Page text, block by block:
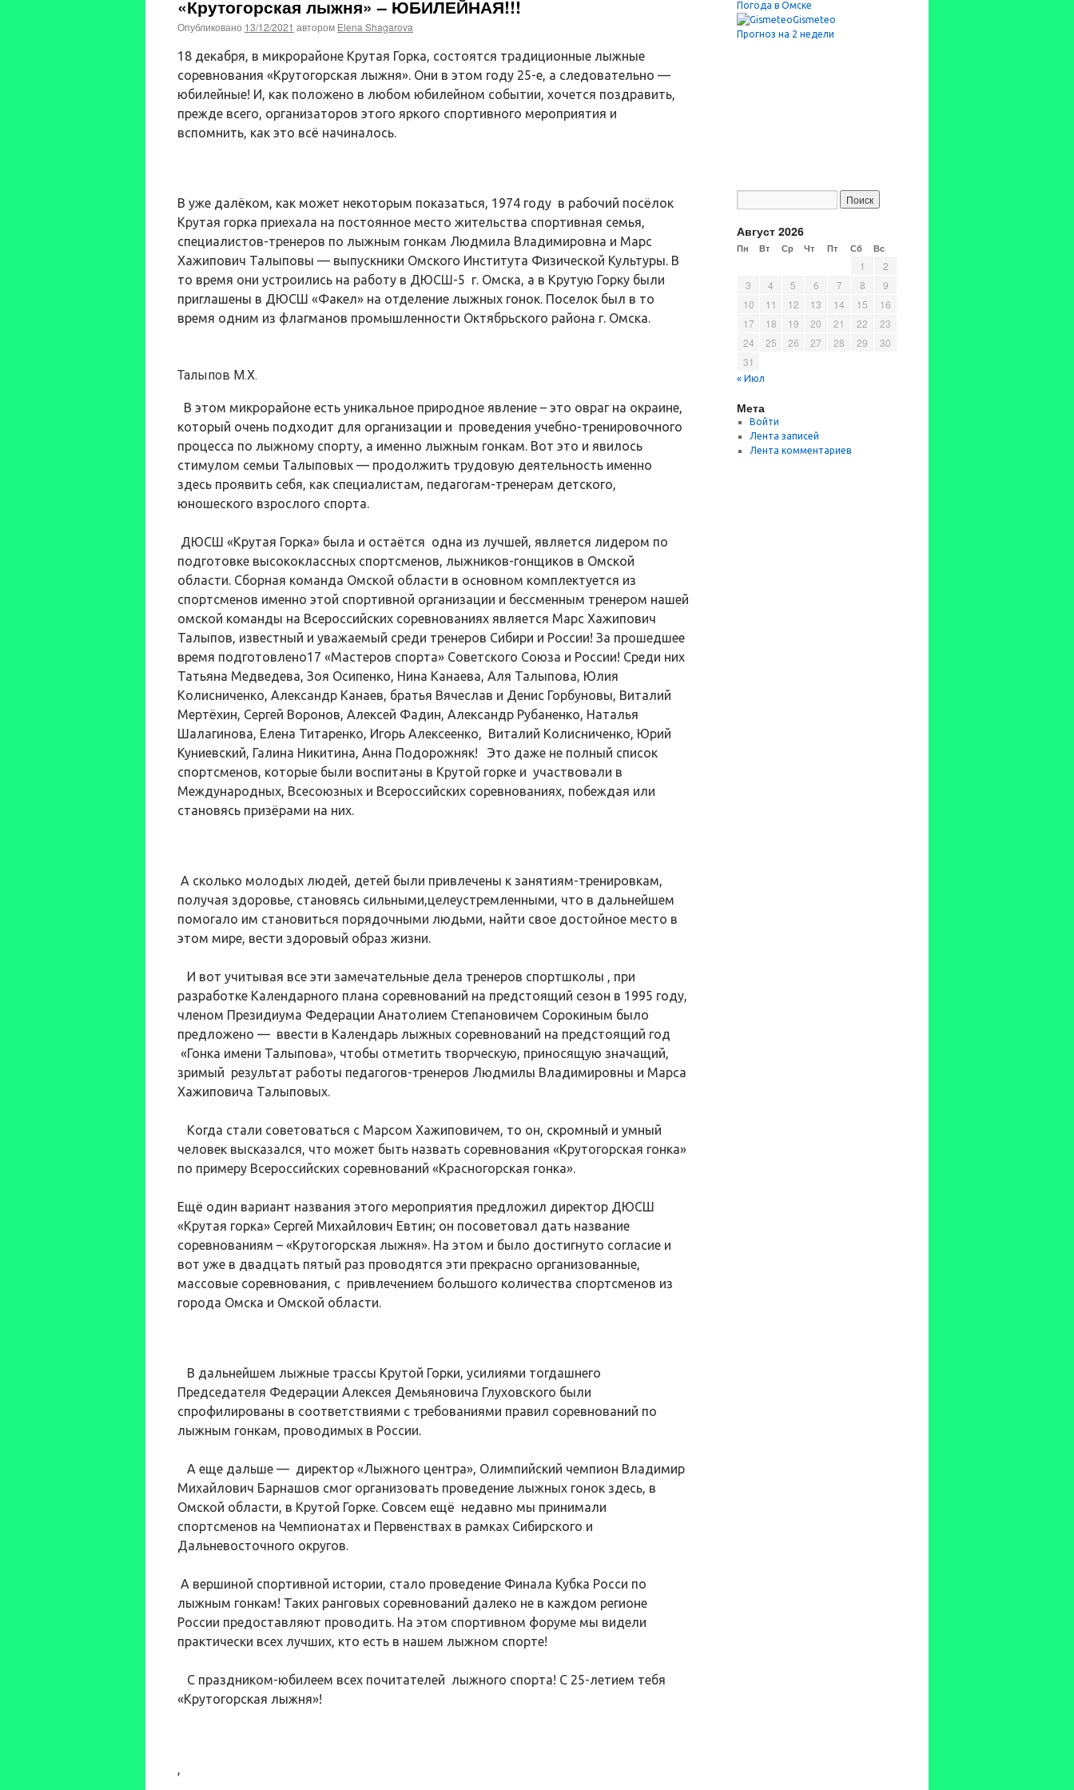
«Крутогорская лыжня» – ЮБИЛЕЙНАЯ!!!
Опубликовано 13/12/2021 автором Elena Shagarova
18 декабря, в микрорайоне Крутая Горка, состоятся традиционные лыжные
соревнования «Крутогорская лыжня». Они в этом году 25-е, а следовательно —
юбилейные! И, как положено в любом юбилейном событии, хочется поздравить,
прежде всего, организаторов этого яркого спортивного мероприятия и
вспомнить, как это всё начиналось.
В уже далёком, как может некоторым показаться, 1974 году в рабочий посёлок
Крутая горка приехала на постоянное место жительства спортивная семья,
специалистов-тренеров по лыжным гонкам Людмила Владимировна и Марс
Хажипович Талыповы — выпускники Омского Института Физической Культуры. В
то время они устроились на работу в ДЮСШ-5 г. Омска, а в Крутую Горку были
приглашены в ДЮСШ «Факел» на отделение лыжных гонок. Поселок был в то
время одним из флагманов промышленности Октябрьского района г. Омска.
Талыпов М.Х.
В этом микрорайоне есть уникальное природное явление – это овраг на окраине,
который очень подходит для организации и проведения учебно-тренировочного
процесса по лыжному спорту, а именно лыжным гонкам. Вот это и явилось
стимулом семьи Талыповых — продолжить трудовую деятельность именно
здесь проявить себя, как специалистам, педагогам-тренерам детского,
юношеского взрослого спорта.
ДЮСШ «Крутая Горка» была и остаётся одна из лучшей, является лидером по
подготовке высококлассных спортсменов, лыжников-гонщиков в Омской
области. Сборная команда Омской области в основном комплектуется из
спортсменов именно этой спортивной организации и бессменным тренером нашей
омской команды на Всероссийских соревнованиях является Марс Хажипович
Талыпов, известный и уважаемый среди тренеров Сибири и России! За прошедшее
время подготовлено17 «Мастеров спорта» Советского Союза и России! Среди них
Татьяна Медведева, Зоя Осипенко, Нина Канаева, Аля Талыпова, Юлия
Колисниченко, Александр Канаев, братья Вячеслав и Денис Горбуновы, Виталий
Мертёхин, Сергей Воронов, Алексей Фадин, Александр Рубаненко, Наталья
Шалагинова, Елена Титаренко, Игорь Алексеенко, Виталий Колисниченко, Юрий
Куниевский, Галина Никитина, Анна Подорожняк! Это даже не полный список
спортсменов, которые были воспитаны в Крутой горке и участвовали в
Международных, Всесоюзных и Всероссийских соревнованиях, побеждая или
становясь призёрами на них.
А сколько молодых людей, детей были привлечены к занятиям-тренировкам,
получая здоровье, становясь сильными,целеустремленными, что в дальнейшем
помогало им становиться порядочными людьми, найти свое достойное место в
этом мире, вести здоровый образ жизни.
И вот учитывая все эти замечательные дела тренеров спортшколы , при
разработке Календарного плана соревнований на предстоящий сезон в 1995 году,
членом Президиума Федерации Анатолием Степановичем Сорокиным было
предложено — ввести в Календарь лыжных соревнований на предстоящий год
«Гонка имени Талыпова», чтобы отметить творческую, приносящую значащий,
зримый результат работы педагогов-тренеров Людмилы Владимировны и Марса
Хажиповича Талыповых.
Когда стали советоваться с Марсом Хажиповичем, то он, скромный и умный
человек высказался, что может быть назвать соревнования «Крутогорская гонка»
по примеру Всероссийских соревнований «Красногорская гонка».
Ещё один вариант названия этого мероприятия предложил директор ДЮСШ
«Крутая горка» Сергей Михайлович Евтин; он посоветовал дать название
соревнованиям – «Крутогорская лыжня». На этом и было достигнуто согласие и
вот уже в двадцать пятый раз проводятся эти прекрасно организованные,
массовые соревнования, с привлечением большого количества спортсменов из
города Омска и Омской области.
В дальнейшем лыжные трассы Крутой Горки, усилиями тогдашнего
Председателя Федерации Алексея Демьяновича Глуховского были
спрофилированы в соответствиями с требованиями правил соревнований по
лыжным гонкам, проводимых в России.
А еще дальше — директор «Лыжного центра», Олимпийский чемпион Владимир
Михайлович Барнашов смог организовать проведение лыжных гонок здесь, в
Омской области, в Крутой Горке. Совсем ещё недавно мы принимали
спортсменов на Чемпионатах и Первенствах в рамках Сибирского и
Дальневосточного округов.
А вершиной спортивной истории, стало проведение Финала Кубка Росси по
лыжным гонкам! Таких ранговых соревнований далеко не в каждом регионе
России предоставляют проводить. На этом спортивном форуме мы видели
практически всех лучших, кто есть в нашем лыжном спорте!
С праздником-юбилеем всех почитателей лыжного спорта! С 25-летием тебя
«Крутогорская лыжня»!
,
Погода в Омске
Gismeteo
Прогноз на 2 недели
Август 2026
Пн Вт Ср Чт Пт Сб Вс
1
2
3
4 5 6 7 8
9
10
11 12 13 14 15
16
17
18 19 20 21 22
23
24
25 26 27 28 29
30
31
« Июл
Мета
Войти
Лента записей
Лента комментариев